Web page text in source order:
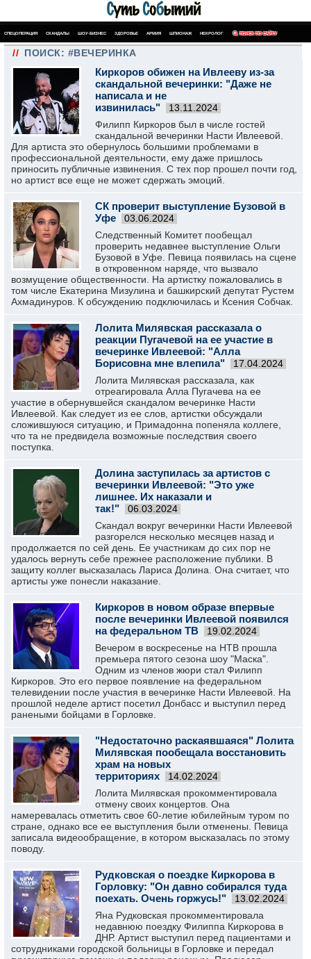
СПЕЦОПЕРАЦИЯ СКАНДАЛЫ ШОУ-БИЗНЕС ЗДОРОВЬЕ АРМИЯ ШПИОНАЖ НЕКРОЛОГ ПОИСК ПО САЙТУ
// ПОИСК: #ВЕЧЕРИНКА
Киркоров обижен на Ивлееву из-за
скандальной вечеринки: "Даже не
написала и не
извинилась"
13.11.2024
Филипп Киркоров был в числе гостей
скандальной вечеринки Насти Ивлеевой.
Для артиста это обернулось большими проблемами в
профессиональной деятельности, ему даже пришлось
приносить публичные извинения. С тех пор прошел почти год,
но артист все еще не может сдержать эмоций.
СК проверит выступление Бузовой в
Уфе
03.06.2024
Следственный Комитет пообещал
проверить недавнее выступление Ольги
Бузовой в Уфе. Певица появилась на сцене
в откровенном наряде, что вызвало
возмущение общественности. На артистку пожаловались в
том числе Екатерина Мизулина и башкирский депутат Рустем
Ахмадинуров. К обсуждению подключилась и Ксения Собчак.
Лолита Милявская рассказала о
реакции Пугачевой на ее участие в
вечеринке Ивлеевой: "Алла
Борисовна мне влепила"
17.04.2024
Лолита Милявская рассказала, как
отреагировала Алла Пугачева на ее
участие в обернувшейся скандалом вечеринке Насти
Ивлеевой. Как следует из ее слов, артистки обсуждали
сложившуюся ситуацию, и Примадонна попеняла коллеге,
что та не предвидела возможные последствия своего
поступка.
Долина заступилась за артистов с
вечеринки Ивлеевой: "Это уже
лишнее. Их наказали и
так!"
06.03.2024
Скандал вокруг вечеринки Насти Ивлеевой
разгорелся несколько месяцев назад и
продолжается по сей день. Ее участникам до сих пор не
удалось вернуть себе прежнее расположение публики. В
защиту коллег высказалась Лариса Долина. Она считает, что
артисты уже понесли наказание.
Киркоров в новом образе впервые
после вечеринки Ивлеевой появился
на федеральном ТВ
19.02.2024
Вечером в воскресенье на НТВ прошла
премьера пятого сезона шоу "Маска".
Одним из членов жюри стал Филипп
Киркоров. Это его первое появление на федеральном
телевидении после участия в вечеринке Насти Ивлеевой. На
прошлой неделе артист посетил Донбасс и выступил перед
ранеными бойцами в Горловке.
"Недостаточно раскаявшаяся" Лолита
Милявская пообещала восстановить
храм на новых
территориях
14.02.2024
Лолита Милявская прокомментировала
отмену своих концертов. Она
намеревалась отметить свое 60-летие юбилейным туром по
стране, однако все ее выступления были отменены. Певица
записала видеообращение, в котором высказалась по этому
поводу.
Рудковская о поездке Киркорова в
Горловку: "Он давно собирался туда
поехать. Очень горжусь!"
13.02.2024
Яна Рудковская прокомментировала
недавнюю поездку Филиппа Киркорова в
ДНР. Артист выступил перед пациентами и
сотрудниками городской больницы в Горловке и передал